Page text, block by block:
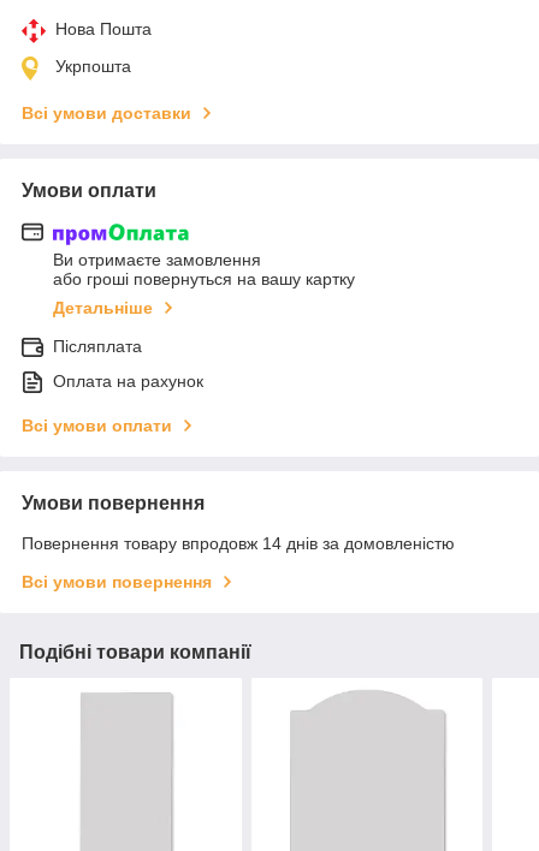
Нова Пошта
Укрпошта
Всі умови доставки
Умови оплати
Ви отримаєте замовлення
або гроші повернуться на вашу картку
Детальніше
Післяплата
Оплата на рахунок
Всі умови оплати
Умови повернення
Повернення товару впродовж 14 днів за домовленістю
Всі умови повернення
Подібні товари компанії